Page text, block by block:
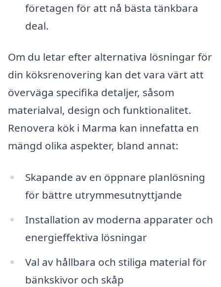
företagen för att nå bästa tänkbara
deal.
Om du letar efter alternativa lösningar för
din köksrenovering kan det vara värt att
överväga specifika detaljer, såsom
materialval, design och funktionalitet.
Renovera kök i Marma kan innefatta en
mängd olika aspekter, bland annat:
Skapande av en öppnare planlösning
för bättre utrymmesutnyttjande
Installation av moderna apparater och
energieffektiva lösningar
Val av hållbara och stiliga material för
bänkskivor och skåp